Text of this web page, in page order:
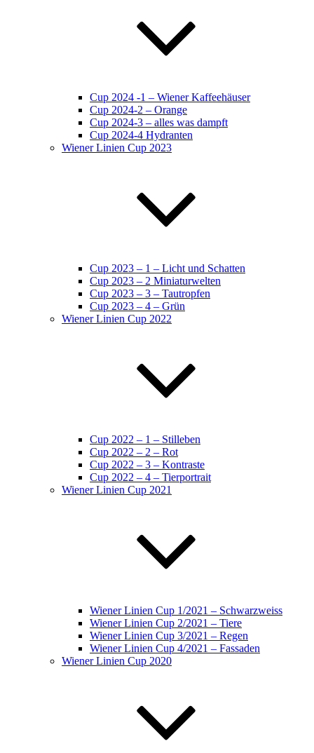
Cup 2024 -1 – Wiener Kaffeehäuser
Cup 2024-2 – Orange
Cup 2024-3 – alles was dampft
Cup 2024-4 Hydranten
Wiener Linien Cup 2023
Cup 2023 – 1 – Licht und Schatten
Cup 2023 – 2 Miniaturwelten
Cup 2023 – 3 – Tautropfen
Cup 2023 – 4 – Grün
Wiener Linien Cup 2022
Cup 2022 – 1 – Stilleben
Cup 2022 – 2 – Rot
Cup 2022 – 3 – Kontraste
Cup 2022 – 4 – Tierportrait
Wiener Linien Cup 2021
Wiener Linien Cup 1/2021 – Schwarzweiss
Wiener Linien Cup 2/2021 – Tiere
Wiener Linien Cup 3/2021 – Regen
Wiener Linien Cup 4/2021 – Fassaden
Wiener Linien Cup 2020